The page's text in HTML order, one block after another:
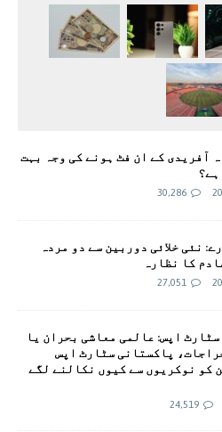
آفریدی کے ان فٹ ہونے کی وجہ بہت
30,286
نئی خلائی دوربین سے دو مردہ
کا نظارہ
27,051
اپس: عالمی معاشی بحران یا
پاکستانی سٹارٹ اپس
کو نوکریوں سے کیوں نکالنے لگے
24,519